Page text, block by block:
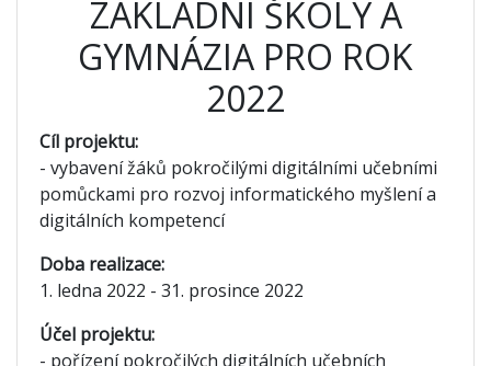
ZÁKLADNÍ ŠKOLY A
GYMNÁZIA PRO ROK
2022
Cíl projektu:
- vybavení žáků pokročilými digitálními učebními
pomůckami pro rozvoj informatického myšlení a
digitálních kompetencí
Doba realizace:
1. ledna 2022 - 31. prosince 2022
Účel projektu:
- pořízení pokročilých digitálních učebních